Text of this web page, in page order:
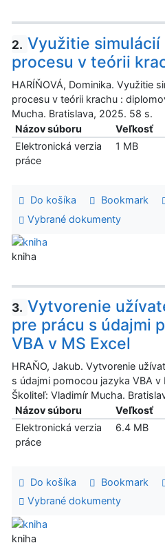
2. Využitie simulácií
procesu v teórii
HARÍŇOVÁ, Dominika. Využitie
procesu v teórii krachu :
Mucha. Bratislava, 2025. 58 s.
Názov súboru
Veľkosť
Elektronická verzia
práce
1 MB
Do košíka Bookmark
Vybrané dokumenty
kniha
3. Vytvorenie
pre prácu s údajmi
VBA v MS Excel
HRAŇO, Jakub. Vytvorenie
s údajmi pomocou jazyka VBA
Školiteľ: Vladimír Mucha.
Názov súboru
Veľkosť
Elektronická verzia
práce
6.4 MB
Do košíka Bookmark
Vybrané dokumenty
kniha